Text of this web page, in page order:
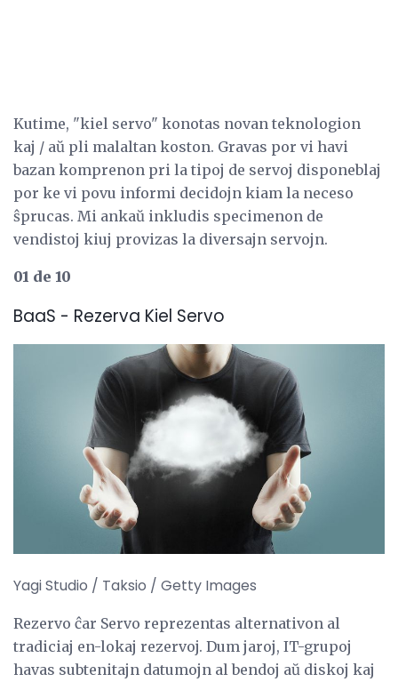
Kutime, "kiel servo" konotas novan teknologion
kaj / aŭ pli malaltan koston. Gravas por vi havi
bazan komprenon pri la tipoj de servoj disponeblaj
por ke vi povu informi decidojn kiam la neceso
ŝprucas. Mi ankaŭ inkludis specimenon de
vendistoj kiuj provizas la diversajn servojn.
01 de 10
BaaS - Rezerva Kiel Servo
Yagi Studio / Taksio / Getty Images
Rezervo ĉar Servo reprezentas alternativon al
tradiciaj en-lokaj rezervoj. Dum jaroj, IT-grupoj
havas subtenitajn datumojn al bendoj aŭ diskoj kaj